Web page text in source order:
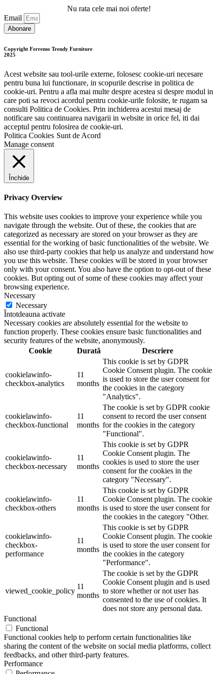
Nu rata cele mai noi oferte!
Email
Abonare
Copyright Ferremo Trendy Furniture
2025
Acest website sau tool-urile externe, folosesc cookie-uri necesare
pentru buna lui functionare, in scopurile descrise in politica de
cookie-uri. Pentru a afla mai multe despre acestea si despre modul in
care poti sa revoci acordul pentru cookie-urile folosite, te rugam sa
consulti Politica de Cookies. Prin inchiderea acestui mesaj de
notificare sau continuarea navigarii in website in orice fel, iti dai
acceptul pentru folosirea de cookie-uri.
Politica Cookies Sunt de Acord
Manage consent
Închide
Privacy Overview
This website uses cookies to improve your experience while you
navigate through the website. Out of these, the cookies that are
categorized as necessary are stored on your browser as they are
essential for the working of basic functionalities of the website. We
also use third-party cookies that help us analyze and understand how
you use this website. These cookies will be stored in your browser
only with your consent. You also have the option to opt-out of these
cookies. But opting out of some of these cookies may affect your
browsing experience.
Necessary
Necessary
Întotdeauna activate
Necessary cookies are absolutely essential for the website to
function properly. These cookies ensure basic functionalities and
security features of the website, anonymously.
Cookie
Durată Descriere
cookielawinfo-
checkbox-analytics
11
months
This cookie is set by GDPR
Cookie Consent plugin. The cookie
is used to store the user consent for
the cookies in the category
"Analytics".
cookielawinfo-
checkbox-functional
11
months
The cookie is set by GDPR cookie
consent to record the user consent
for the cookies in the category
"Functional".
cookielawinfo-
checkbox-necessary
11
months
This cookie is set by GDPR
Cookie Consent plugin. The
cookies is used to store the user
consent for the cookies in the
category "Necessary".
cookielawinfo-
checkbox-others
11
months
This cookie is set by GDPR
Cookie Consent plugin. The cookie
is used to store the user consent for
the cookies in the category "Other.
cookielawinfo-
checkbox-
performance
11
months
This cookie is set by GDPR
Cookie Consent plugin. The cookie
is used to store the user consent for
the cookies in the category
"Performance".
viewed_cookie_policy
11
months
The cookie is set by the GDPR
Cookie Consent plugin and is used
to store whether or not user has
consented to the use of cookies. It
does not store any personal data.
Functional
Functional
Functional cookies help to perform certain functionalities like
sharing the content of the website on social media platforms, collect
feedbacks, and other third-party features.
Performance